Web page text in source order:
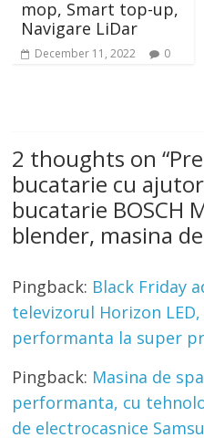
up,
0
semineu
incorporabil
November 13,
2 thoughts on “
bucatarie cu
bucatarie BOSCH
blender, masina
Pingback: Black Friday
televizorul Horizon
performanta la super
Pingback: Masina de
performanta, cu
de electrocasnice